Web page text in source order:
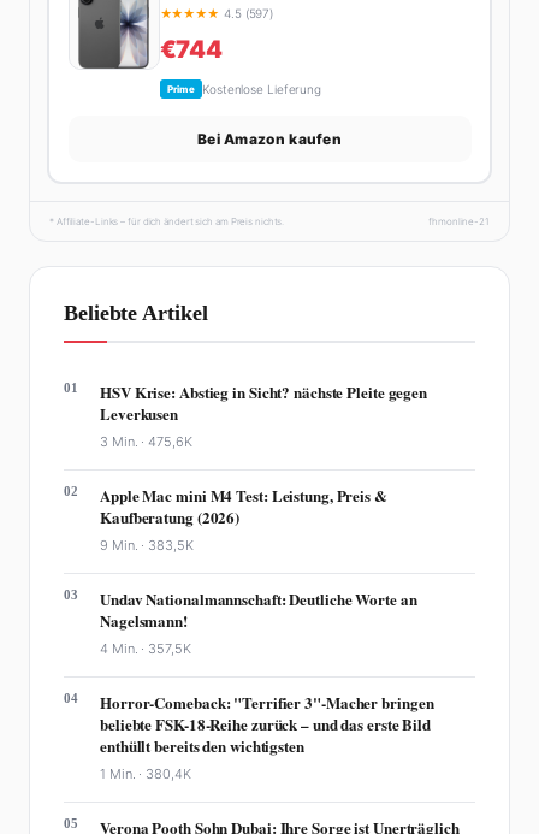
★★★★★ 4.5 (597)
€744
Prime Kostenlose Lieferung
Bei Amazon kaufen
* Affiliate-Links – für dich ändert sich am Preis nichts. fhmonline-21
Beliebte Artikel
01
HSV Krise: Abstieg in Sicht? nächste Pleite gegen
Leverkusen
3 Min. ·475,6K
02
Apple Mac mini M4 Test: Leistung, Preis &
Kaufberatung (2026)
9 Min. · 383,5K
03
Undav Nationalmannschaft: Deutliche Worte an
Nagelsmann!
4 Min. · 357,5K
04
Horror-Comeback: "Terrifier 3"-Macher bringen
beliebte FSK-18-Reihe zurück – und das erste Bild
enthüllt bereits den wichtigsten
1 Min. · 380,4K
05 Verona Pooth Sohn Dubai: Ihre Sorge ist Unerträglich